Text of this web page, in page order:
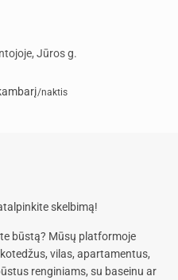
Jūros g.
/naktis
skelbimą!
būstą? Mūsų platformoje
vilas, apartamentus,
renginiams, su baseinu ar